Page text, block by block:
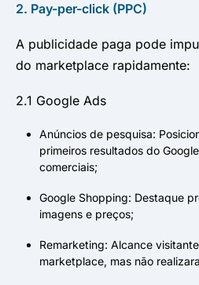
2. Pay-per-click (PPC)
A publicidade paga pode
do marketplace rapidamente:
2.1 Google Ads
Anúncios de pesquisa:
primeiros resultados do
comerciais;
Google Shopping: Destaque
imagens e preços;
Remarketing: Alcance
marketplace, mas não